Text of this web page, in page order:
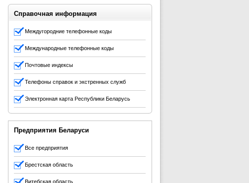
Справочная информация
Междугородние телефонные коды
Международные телефонные коды
Почтовые индексы
Телефоны справок и экстренных служб
Электронная карта Республики Беларусь
Предприятия Беларуси
Все предприятия
Брестская область
Витебская область